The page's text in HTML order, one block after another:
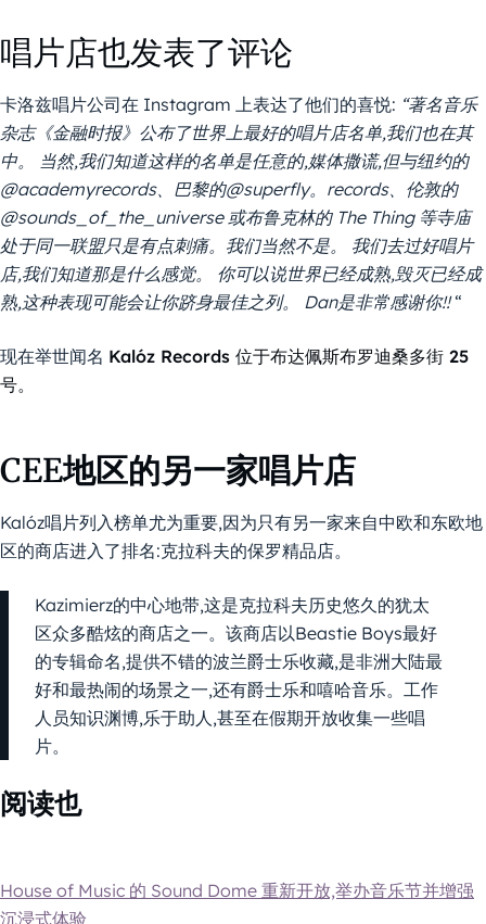
唱片店也发表了评论
卡洛兹唱片公司在 Instagram 上表达了他们的喜悦: “著名音乐
杂志《金融时报》公布了世界上最好的唱片店名单,我们也在其
中。
当然,我们知道这样的名单是任意的,媒体撒谎,但与纽约的
@academyrecords、巴黎的@superfly。records、伦敦的
@sounds_of_the_universe 或布鲁克林的 The Thing 等寺庙
处于同一联盟只是有点刺痛。我们当然不是。
我们去过好唱片
店,我们知道那是什么感觉。
你可以说世界已经成熟,毁灭已经成
熟,这种表现可能会让你跻身最佳之列。
Dan是非常感谢你!!“
现在举世闻名 Kalóz Records 位于布达佩斯布罗迪桑多街 25
号。
CEE地区的另一家唱片店
Kalóz唱片列入榜单尤为重要,因为只有另一家来自中欧和东欧地
区的商店进入了排名:克拉科夫的保罗精品店。
Kazimierz的中心地带,这是克拉科夫历史悠久的犹太
区众多酷炫的商店之一。该商店以Beastie Boys最好
的专辑命名,提供不错的波兰爵士乐收藏,是非洲大陆最
好和最热闹的场景之一,还有爵士乐和嘻哈音乐。工作
人员知识渊博,乐于助人,甚至在假期开放收集一些唱
片。
阅读也
House of Music 的 Sound Dome 重新开放,举办音乐节并增强
沉浸式体验